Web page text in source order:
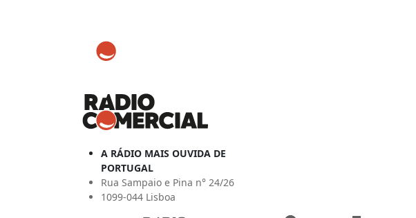
A RÁDIO MAIS OUVIDA DE
PORTUGAL
Rua Sampaio e Pina n° 24/26
1099-044 Lisboa